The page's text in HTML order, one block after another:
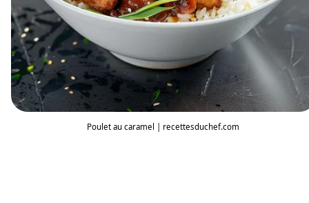
Poulet au caramel | recettesduchef.com